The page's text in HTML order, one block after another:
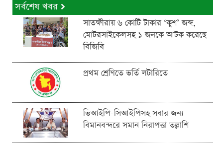
সর্বশেষ খবর
সাতক্ষীরায় ৬ কোটি টাকার ‘কুশ’ জব্দ,
মোটরসাইকেলসহ ১ জনকে আটক করেছে
বিজিবি
প্রথম শ্রেণিতে ভর্তি লটারিতে
ভিআইপি-সিআইপিসহ সবার জন্য
বিমানবন্দরে সমান নিরাপত্তা তল্লাশি